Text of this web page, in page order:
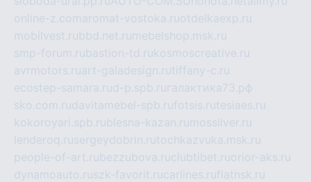
online-z.comaromat-vostoka.ruotdelkaexp.ru
mobilvest.rubbd.net.ru mebelshop.msk.ru
smp-forum.rubastion-td.rukosmoscreative.ru
avrmotors.ruart-galadesign.rutiffany-c.ru
ecostep-samara.rud-p.spb.ru галактика73.рф
sko.com.rudavitamebel-spb.rufotsis.rutesiaes.ru
kokoroyari.spb.rublesna-kazan.ru mossilver.ru
lenderoq.rusergeydobrin.rutochkazvuka.msk.ru
people-of-art.rubezzubova.ruclubtibet.ruorior-aks.ru
dynamoauto.ruszk-favorit.rucarlines.ruflatnsk.ru